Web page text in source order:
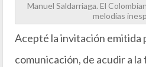
Manuel Saldarriaga. El
melodías
Acepté la invitación emitida
comunicación, de acudir a